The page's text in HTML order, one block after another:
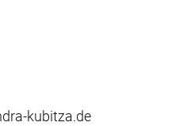
kubitza.de